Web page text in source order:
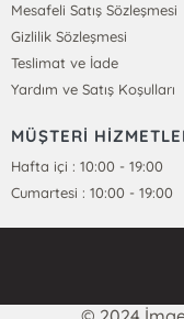
Mesafeli Satış Sözleşmesi
Gizlilik Sözleşmesi
Teslimat ve İade
Yardım ve Satış Koşulları
MÜŞTERİ
Hafta içi : 10:00 - 19:00
Cumartesi : 10:00 - 19:00